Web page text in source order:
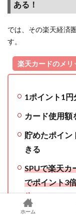
ある！
では、その楽天経済
す。
楽天カードのメリ
1ポイント1
カード使用額
貯めたポイン
きる
SPUで楽天カ
でポイント3
倍！）
ポイント残高
ホーム